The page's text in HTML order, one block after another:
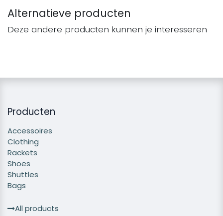
Alternatieve producten
Deze andere producten kunnen je interesseren
Producten
Accessoires
Clothing
Rackets
Shoes
Shuttles
Bags
All products